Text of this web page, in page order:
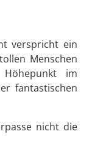
verspricht ein
Menschen
im
fantastischen
nicht die